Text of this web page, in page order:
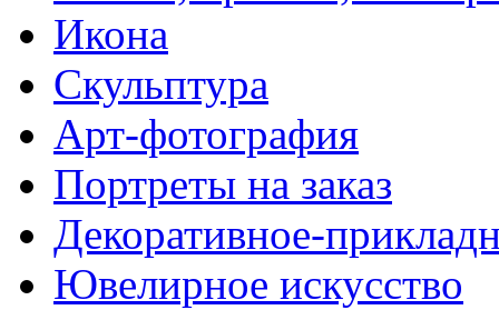
Икона
Скульптура
Арт-фотография
Портреты на заказ
Декоративное-
Ювелирное искусство